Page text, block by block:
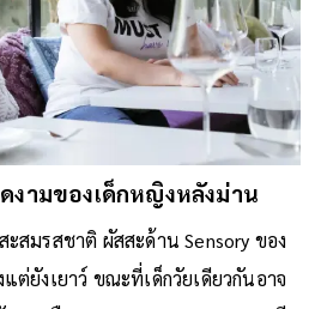
งามของเด็กหญิงหลังม่าน
สมรสชาติ ผัสสะด้าน Sensory ของ
ต่ยังเยาว์ ขณะที่เด็กวัยเดียวกันอาจ